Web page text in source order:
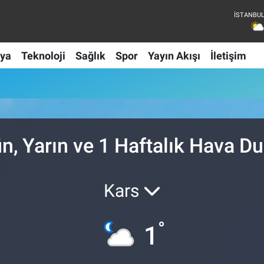
Teknoloji Sağlık Spor Yayın Akışı İletişim
Yarın ve 1 Haftalık Hava
Kars
1 °